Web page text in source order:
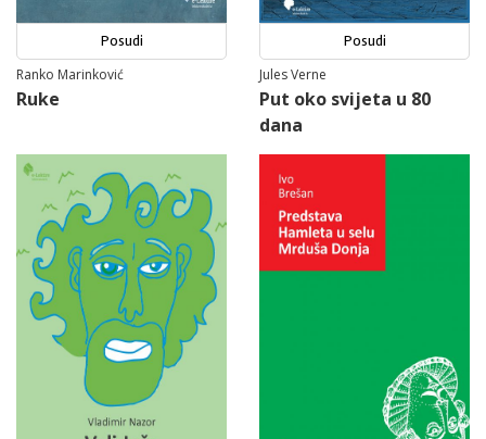
Posudi
Ranko Marinković
Ruke
Posudi
Jules Verne
Put oko svijeta u 80
dana